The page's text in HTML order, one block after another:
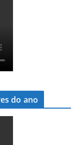
do ano